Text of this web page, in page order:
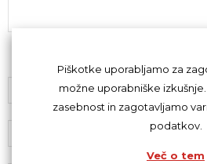
Z oddajo komentarja se
Piškotke uporabljamo za
možne uporabniške
zasebnost in zagotavljamo
podatkov.
Več o tem